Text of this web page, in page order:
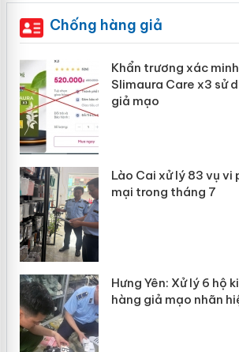
Chống hàng giả
Khẩn trương xác
Slimaura Care x3 sử
giả mạo
Lào Cai xử lý 83 vụ vi
mại trong tháng 7
Hưng Yên: Xử lý 6 hộ
hàng giả mạo nhãn